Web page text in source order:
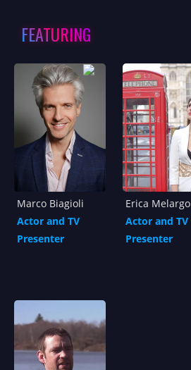
FEATURING
Marco Biagioli
Actor and TV
Presenter
Erica Melargo
Actor and TV
Presenter